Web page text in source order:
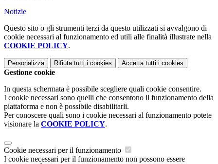
Notizie
Questo sito o gli strumenti terzi da questo utilizzati si avvalgono di
cookie necessari al funzionamento ed utili alle finalità illustrate nella
COOKIE POLICY.
Personalizza Rifiuta tutti i cookies Accetta tutti i cookies
Gestione cookie
In questa schermata è possibile scegliere quali cookie consentire.
I cookie necessari sono quelli che consentono il funzionamento della
piattaforma e non è possibile disabilitarli.
Per conoscere quali sono i cookie necessari al funzionamento potete
visionare la COOKIE POLICY.
Cookie necessari per il funzionamento
I cookie necessari per il funzionamento non possono essere